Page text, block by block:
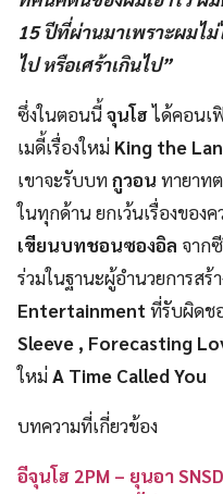
15 ปีที่ผ่านมาเพราะผมไ
ไป หรือเศร้าเกินไป”
ซึ่งในตอนนี้จุนโฮได้คอนเ
เมดี้เรื่องใหม่ King the
เขาจะรับบทกูวอน ทายาท
ในทุกด้าน ยกเว้นเรื่องของ
เขียนบทชอนซองอิล จาก
ร่วมในฐานะผู้อำนวยการสร้
Entertainment ที่รับผิดช
Sleeve , Forecasting
ใหม่A Time Called You
บทความที่เกี่ยวข้อง
อีจุนโฮ 2PM – ยุนอา